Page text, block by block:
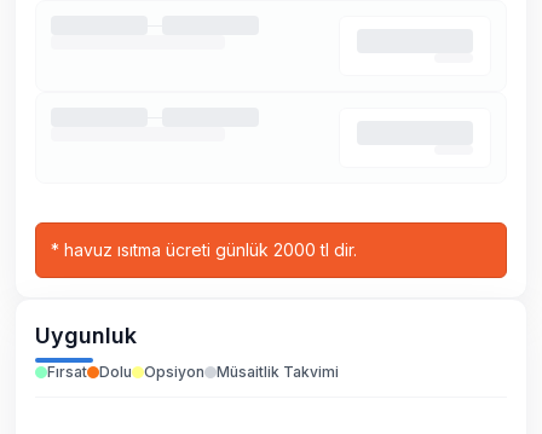
* havuz ısıtma ücreti günlük 2000 tl dir.
Uygunluk
Fırsat Dolu Opsiyon Müsaitlik Takvimi